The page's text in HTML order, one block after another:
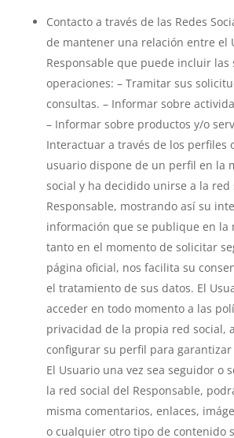
Contacto a través de las Redes
de mantener una relación entre el
Responsable que puede incluir las
operaciones: – Tramitar sus
consultas. – Informar sobre
– Informar sobre productos y/o
Interactuar a través de los perfiles
usuario dispone de un perfil en la
social y ha decidido unirse a la red
Responsable, mostrando así su
información que se publique en la
tanto en el momento de solicitar
página oficial, nos facilita su
el tratamiento de sus datos. El
acceder en todo momento a las
privacidad de la propia red social,
configurar su perfil para
El Usuario una vez sea seguidor o
la red social del Responsable,
misma comentarios, enlaces,
o cualquier otro tipo de contenido